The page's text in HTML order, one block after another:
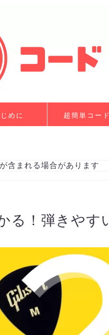
めに 超簡単コード
含まれる場合があります
る！弾きやす